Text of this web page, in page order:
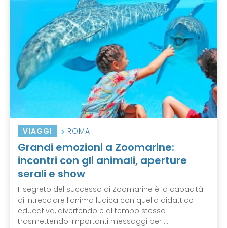
VIAGGI ROMA
Grandi emozioni a Zoomarine:
incontri con gli animali, aperture
serali e show
Il segreto del successo di Zoomarine è la capacità
di intrecciare l’anima ludica con quella didattico-
educativa, divertendo e al tempo stesso
trasmettendo importanti messaggi per ...